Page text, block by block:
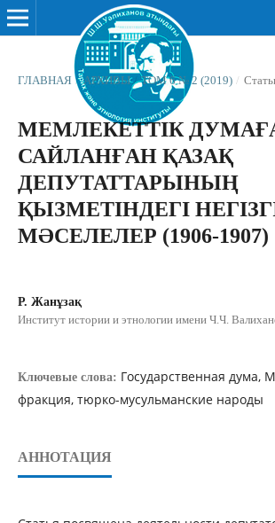
ГЛАВНАЯ / АРХИВЫ / ТОМ 6 № 2 (2019) /
МЕМЛЕКЕТТІК
САЙЛАНҒАН ҚАЗАҚ
ДЕПУТАТТАРЫНЫҢ
ҚЫЗМЕТІНДЕГІ
МƏСЕЛЕЛЕР (1906-1907)
Р. Жанұзақ
Институт истории и этнологии имени Ч.Ч.
Ключевые слова: Государственная дума,
фракция, тюрко-мусульманские народы
АННОТАЦИЯ